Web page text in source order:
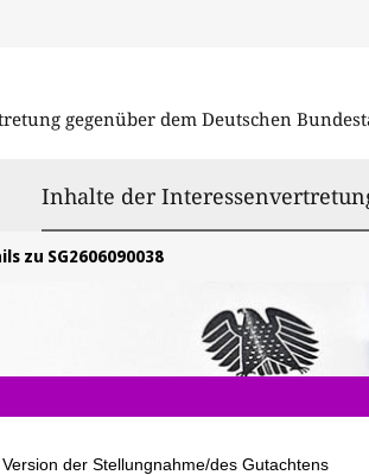
gegenüber dem Deutschen
Inhalte der
zu SG2606090038
Version der Stellungnahme/des Gutachtens